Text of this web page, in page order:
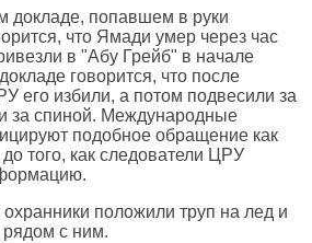
докладе, попавшем в руки
что Ямади умер через час
в "Абу Грейб" в начале
говорится, что после
его избили, а потом подвесили за
за спиной. Международные
подобное обращение как
того, как следователи ЦРУ
положили труп на лед и
с ним.